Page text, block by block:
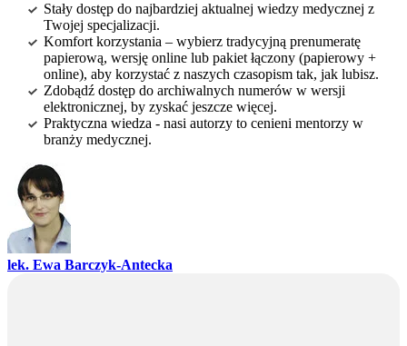
Stały dostęp do najbardziej aktualnej wiedzy medycznej z
Twojej specjalizacji.
Komfort korzystania – wybierz tradycyjną prenumeratę
papierową, wersję online lub pakiet łączony (papierowy +
online), aby korzystać z naszych czasopism tak, jak lubisz.
Zdobądź dostęp do archiwalnych numerów w wersji
elektronicznej, by zyskać jeszcze więcej.
Praktyczna wiedza - nasi autorzy to cenieni mentorzy w
branży medycznej.
lek. Ewa Barczyk-Antecka